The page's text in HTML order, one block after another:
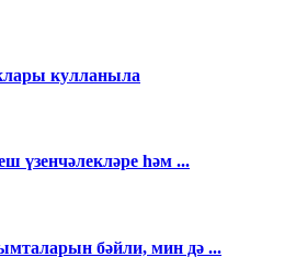
кулланыла
үзенчәлекләре һәм ...
бәйли, мин дә ...